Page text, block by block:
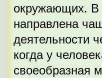
окружающих. В
направлена
деятельности
когда у
своеобразная